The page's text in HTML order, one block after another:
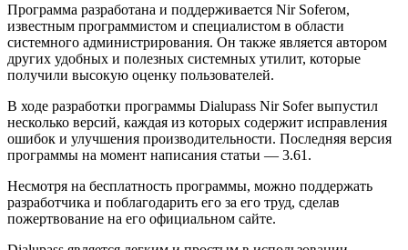
Программа разработана и поддерживается Nir Soferом,
известным программистом и специалистом в области
системного администрирования. Он также является автором
других удобных и полезных системных утилит, которые
получили высокую оценку пользователей.
В ходе разработки программы Dialupass Nir Sofer выпустил
несколько версий, каждая из которых содержит исправления
ошибок и улучшения производительности. Последняя версия
программы на момент написания статьи — 3.61.
Несмотря на бесплатность программы, можно поддержать
разработчика и поблагодарить его за его труд, сделав
пожертвование на его официальном сайте.